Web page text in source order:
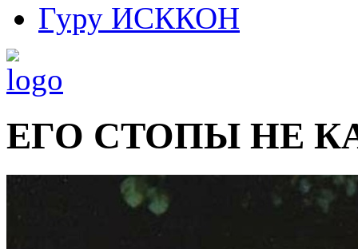
Гуру ИСККОН
ЕГО СТОПЫ НЕ